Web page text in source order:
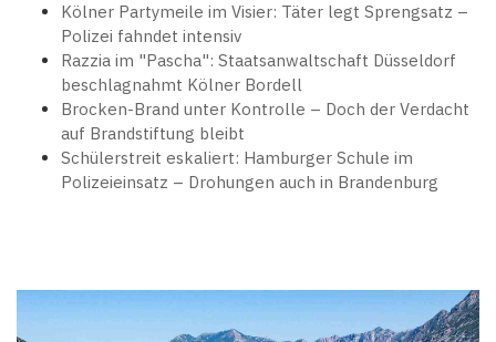
Kölner Partymeile im Visier: Täter legt Sprengsatz –
Polizei fahndet intensiv
Razzia im "Pascha": Staatsanwaltschaft Düsseldorf
beschlagnahmt Kölner Bordell
Brocken-Brand unter Kontrolle – Doch der Verdacht
auf Brandstiftung bleibt
Schülerstreit eskaliert: Hamburger Schule im
Polizeieinsatz – Drohungen auch in Brandenburg